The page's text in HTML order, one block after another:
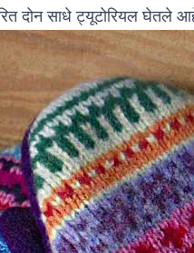
दोन साधे ट्यूटोरियल घेतले